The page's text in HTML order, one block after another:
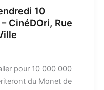
10
CinéDOri, Rue
pour 10 000 000
du Monet de